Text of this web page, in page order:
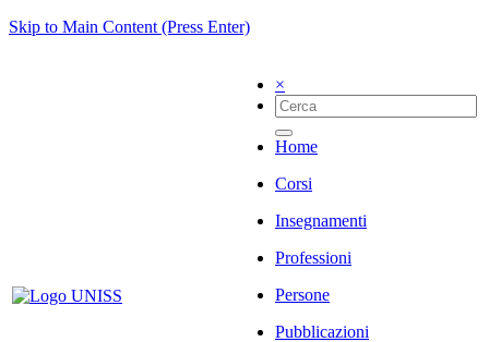
Skip to Main Content (Press Enter)
×
Home
Corsi
Insegnamenti
Professioni
Persone
Pubblicazioni